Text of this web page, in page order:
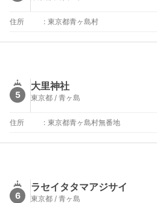
住所 : 東京都青ヶ島村
5
大里神社
東京都 / 青ヶ島
住所 : 東京都青ヶ島村無番地
6
ラセイタタマアジサイ
東京都 / 青ヶ島